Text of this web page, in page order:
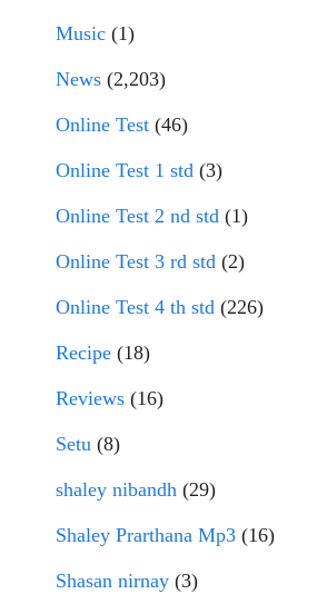
Music (1)
News (2,203)
Online Test (46)
Online Test 1 std (3)
Online Test 2 nd std (1)
Online Test 3 rd std (2)
Online Test 4 th std (226)
Recipe (18)
Reviews (16)
Setu (8)
shaley nibandh (29)
Shaley Prarthana Mp3 (16)
Shasan nirnay (3)